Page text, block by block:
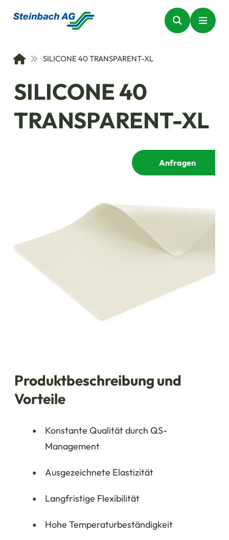
SILICONE 40 TRANSPARENT-XL
SILICONE 40
TRANSPARENT-XL
Anfragen
Produktbeschreibung und
Vorteile
Konstante Qualität durch QS-
Management
Ausgezeichnete Elastizität
Langfristige Flexibilität
Hohe Temperaturbeständigkeit